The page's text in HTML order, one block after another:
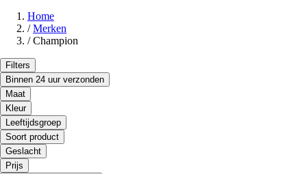
Home
/ Merken
/ Champion
Filters
Binnen 24 uur verzonden
Maat
Kleur
Leeftijdsgroep
Soort product
Geslacht
Prijs